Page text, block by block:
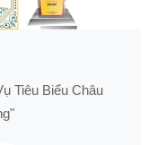
Tiêu Biểu Châu